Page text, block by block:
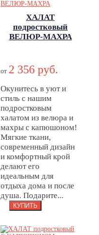
ХАЛАТ
подростковый
ВЕЛЮР-МАХРА
ВЕЛЮР-МАХРА
от 2 356 руб.
Окунитесь в уют и
стиль с нашим
подростковым
халатом из велюра и
махры с капюшоном!
Мягкие ткани,
современный дизайн
и комфортный крой
делают его
идеальным для
отдыха дома и после
душа. Подарите...